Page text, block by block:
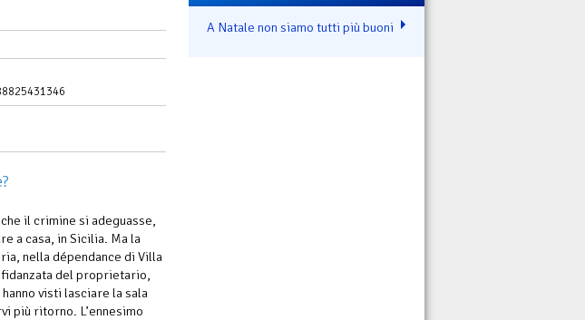
il crimine si adeguasse,
a casa, in Sicilia. Ma la
nella dépendance di Villa
fidanzata del proprietario,
visti lasciare la sala
più ritorno. L’ennesimo
A Natale non siamo tutti più buoni